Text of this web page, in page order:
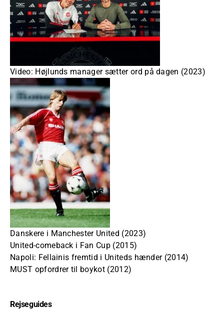
Video: Højlunds manager sætter ord på dagen (2023)
Danskere i Manchester United (2023)
United-comeback i Fan Cup (2015)
Napoli: Fellainis fremtid i Uniteds hænder (2014)
MUST opfordrer til boykot (2012)
Rejseguides